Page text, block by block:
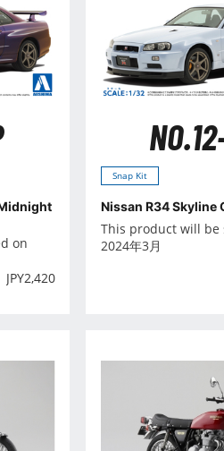
on
JPY2,420
Snap Kit
Nissan R34 Skyline
This product will be
2024年3月